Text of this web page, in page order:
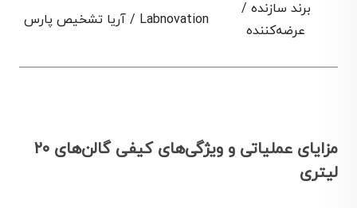
برند سازنده /
عرضه‌کننده
Labnovation / آریا تشخیص پارس
مزایای عملیاتی و ویژگی‌های کیفی گالن‌های ۲۰
لیتری